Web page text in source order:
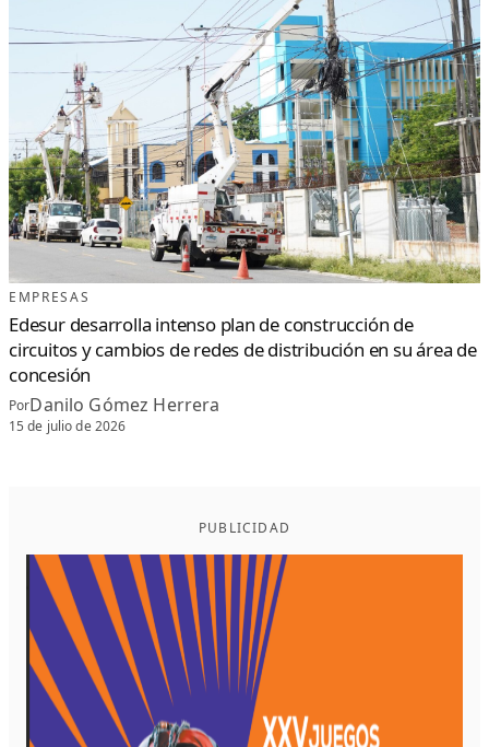
EMPRESAS
Edesur desarrolla intenso plan de construcción de
circuitos y cambios de redes de distribución en su área de
concesión
PorDanilo Gómez Herrera
15 de julio de 2026
PUBLICIDAD